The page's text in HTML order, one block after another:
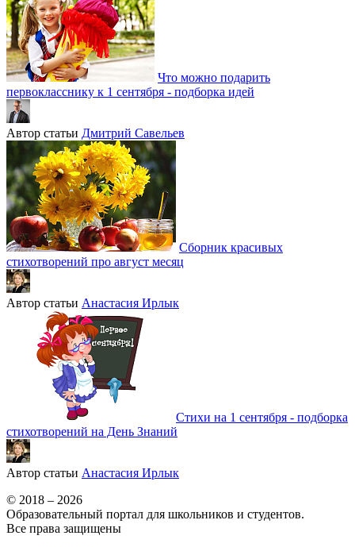
Что можно подарить
первокласснику к 1 сентября - подборка идей
Автор статьи Дмитрий Савельев
Сборник красивых
стихотворений про август месяц
Автор статьи Анастасия Ирлык
Стихи на 1 сентября - подборка
стихотворений на День Знаний
Автор статьи Анастасия Ирлык
© 2018 – 2026
Образовательный портал для школьников и студентов.
Все права защищены